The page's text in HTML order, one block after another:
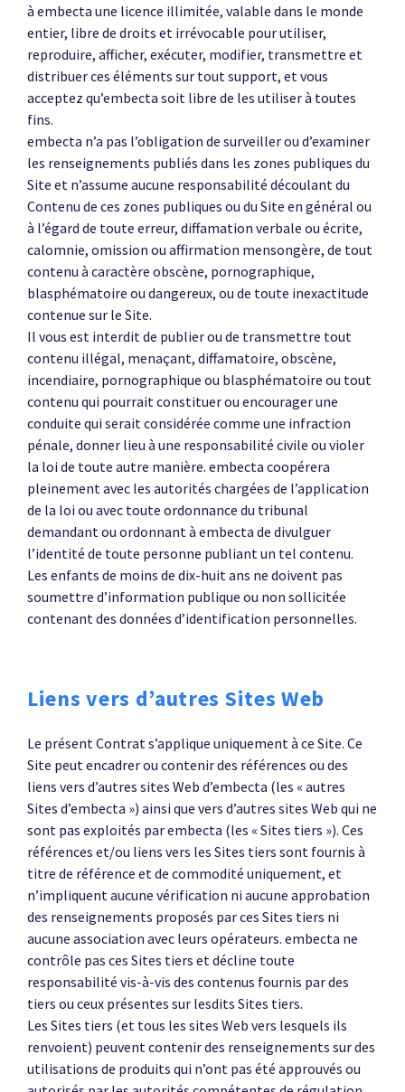
à embecta une licence illimitée, valable dans le monde
entier, libre de droits et irrévocable pour utiliser,
reproduire, afficher, exécuter, modifier, transmettre et
distribuer ces éléments sur tout support, et vous
acceptez qu’embecta soit libre de les utiliser à toutes
fins.
embecta n’a pas l’obligation de surveiller ou d’examiner
les renseignements publiés dans les zones publiques du
Site et n’assume aucune responsabilité découlant du
Contenu de ces zones publiques ou du Site en général ou
à l’égard de toute erreur, diffamation verbale ou écrite,
calomnie, omission ou affirmation mensongère, de tout
contenu à caractère obscène, pornographique,
blasphématoire ou dangereux, ou de toute inexactitude
contenue sur le Site.
Il vous est interdit de publier ou de transmettre tout
contenu illégal, menaçant, diffamatoire, obscène,
incendiaire, pornographique ou blasphématoire ou tout
contenu qui pourrait constituer ou encourager une
conduite qui serait considérée comme une infraction
pénale, donner lieu à une responsabilité civile ou violer
la loi de toute autre manière. embecta coopérera
pleinement avec les autorités chargées de l’application
de la loi ou avec toute ordonnance du tribunal
demandant ou ordonnant à embecta de divulguer
l’identité de toute personne publiant un tel contenu.
Les enfants de moins de dix-huit ans ne doivent pas
soumettre d’information publique ou non sollicitée
contenant des données d’identification personnelles.
Liens vers d’autres Sites Web
Le présent Contrat s’applique uniquement à ce Site. Ce
Site peut encadrer ou contenir des références ou des
liens vers d’autres sites Web d’embecta (les « autres
Sites d’embecta ») ainsi que vers d’autres sites Web qui ne
sont pas exploités par embecta (les « Sites tiers »). Ces
références et/ou liens vers les Sites tiers sont fournis à
titre de référence et de commodité uniquement, et
n’impliquent aucune vérification ni aucune approbation
des renseignements proposés par ces Sites tiers ni
aucune association avec leurs opérateurs. embecta ne
contrôle pas ces Sites tiers et décline toute
responsabilité vis-à-vis des contenus fournis par des
tiers ou ceux présentes sur lesdits Sites tiers.
Les Sites tiers (et tous les sites Web vers lesquels ils
renvoient) peuvent contenir des renseignements sur des
utilisations de produits qui n’ont pas été approuvés ou